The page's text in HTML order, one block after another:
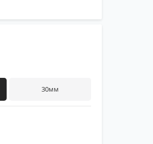
30мм